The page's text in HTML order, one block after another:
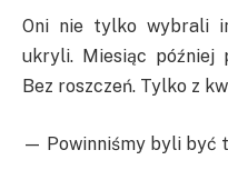
Oni nie tylko wybrali
ukryli. Miesiąc później
Bez roszczeń. Tylko z
— Powinniśmy byli być